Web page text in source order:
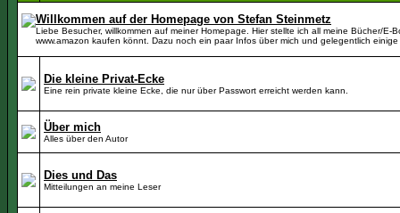
Willkommen auf der Homepage von Stefan Steinmetz
Liebe Besucher, willkommen auf meiner Homepage. Hier stellte ich all meine Bücher/E-
www.amazon kaufen könnt. Dazu noch ein paar Infos über mich und gelegentlich
Die kleine Privat-Ecke
Eine rein private kleine Ecke, die nur über Passwort erreicht werden kann.
Über mich
Alles über den Autor
Dies und Das
Mitteilungen an meine Leser